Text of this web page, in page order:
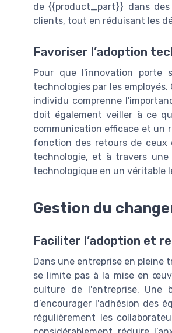
de {{product_part}} dans des
clients, tout en réduisant les
Favoriser l’adoption
Pour que l'innovation porte
technologies par les
individu comprenne
doit également veiller à ce
communication efficace et un
fonction des retours de ceux
technologie, et à travers une
technologique en un véritable
Gestion du
Faciliter l’adoption et
Dans une entreprise en pleine
se limite pas à la mise en
culture de l'entreprise. Une
d’encourager l'adhésion des
régulièrement les